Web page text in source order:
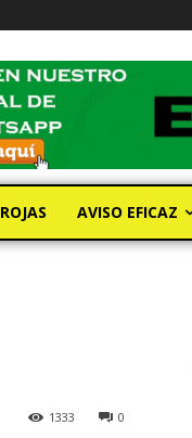
ROJAS AVISO EFICAZ
0
1333